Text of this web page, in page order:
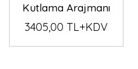
Kutlama Arajmanı
3405,00 TL+KDV